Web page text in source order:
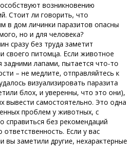
возникновению
Стоит ли говорить, что
в дом личинки паразитов опасны
но и для человека?
сразу без труда заметит
своего питомца. Если животное
задними лапами, пытается что-то
– не медлите, отправляйтесь к
визуализировать паразита
блох, и уверенны, что это они),
вывести самостоятельно. Это одна
проблем у животных, с
справиться без рекомендаций
Если у вас
вы заметили другие, нехарактерные